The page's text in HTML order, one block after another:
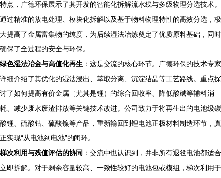
特点，广德环保展示了其开发的智能化拆解流水线与多级物理分选技术。
通过精准的放电处理、模块化拆解以及基于物料物理特性的高效分选，极
大提高了金属富集物的纯度，为后续湿法冶炼奠定了优质原料基础，同时
确保了全过程的安全与环保。
绿色湿法冶金与高值化再生 ：这是交流的核心环节。广德环保的技术专家
详细介绍了其优化的湿法浸出、萃取分离、沉淀结晶等工艺路线。重点探
讨了如何提高有价金属（尤其是锂）的综合回收率、降低酸碱等辅料消
耗、减少废水废渣排放等关键技术改进。公司致力于将再生出的电池级碳
酸锂、硫酸钴、硫酸镍等产品，重新输回到锂电池正极材料制造环节，真
正实现“从电池到电池”的闭环。
梯次利用与残值评估的协同 ：交流中也认识到，并非所有退役电池都适合
立即拆解。对于剩余容量较高、一致性较好的电池包或模组，梯次利用于